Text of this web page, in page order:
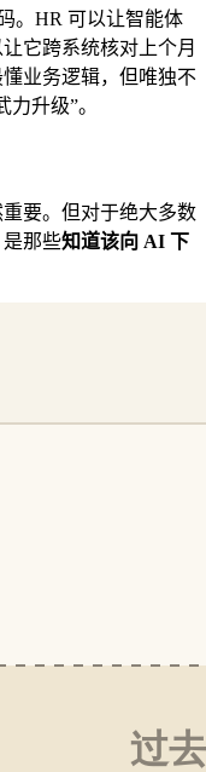
。HR 可以让智能体
它跨系统核对上个月
业务逻辑，但唯独不
升级”。
要。但对于绝大多数
那些知道该向 AI 下